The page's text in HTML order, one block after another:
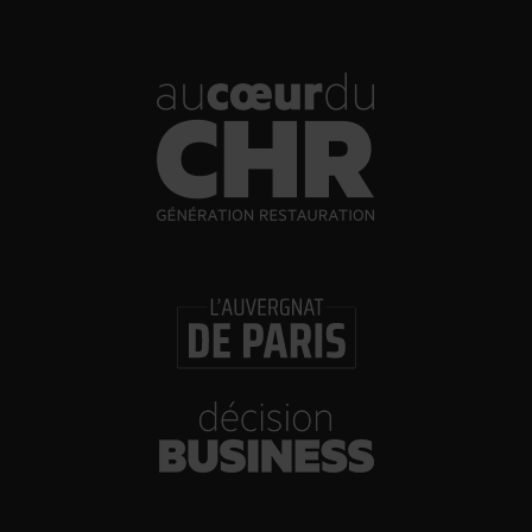
30/07/2026
Incendies : l’aide d’urgence rehaussée à 8 000 €
pour les indépendants, l’autoroute A63 réouverte
Les Bold Woman Dinners de Veuve Clicquot de
retour
30/07/2026
Glenn Viel et Brandon Dehan ouvrent la première